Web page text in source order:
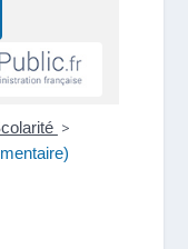
>